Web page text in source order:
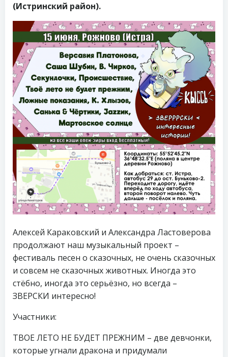
(Истринский район).
Алексей Караковский и Александра Ластоверова
продолжают наш музыкальный проект –
фестиваль песен о сказочных, не очень сказочных
и совсем не сказочных животных. Иногда это
стёбно, иногда это серьёзно, но всегда –
ЗВЕРСКИ интересно!
Участники:
ТВОЕ ЛЕТО НЕ БУДЕТ ПРЕЖНИМ – две девчонки,
которые угнали дракона и придумали